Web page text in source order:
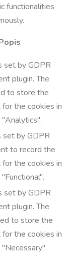
functionalities
set by GDPR
plugin. The
to store the
the cookies in
set by GDPR
to record the
the cookies in
set by GDPR
plugin. The
to store the
the cookies in